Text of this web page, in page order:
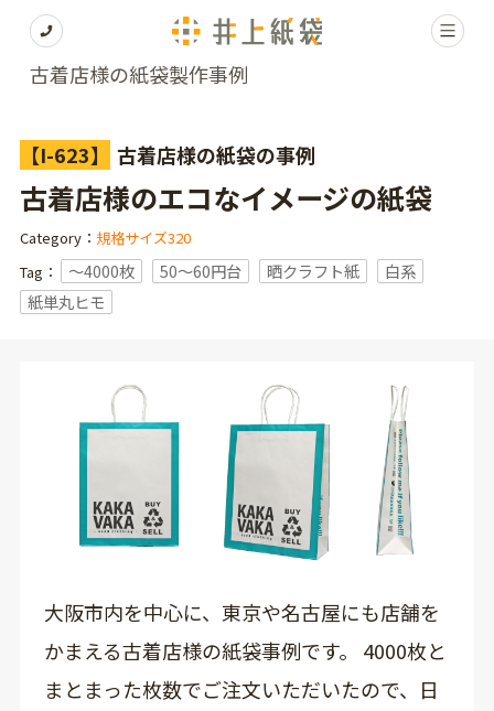
古着店様の紙袋製作事例
【I-623】 古着店様の紙袋の事例
古着店様のエコなイメージの紙袋
Category： 規格サイズ320
Tag：
〜4000枚 50～60円台 晒クラフト紙
白系
紙単丸ヒモ
大阪市内を中心に、東京や名古屋にも店舗を
かまえる古着店様の紙袋事例です。 4000枚と
まとまった枚数でご注文いただいたので、日